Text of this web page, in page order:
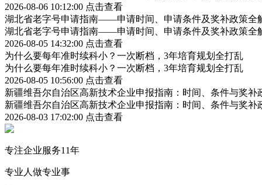
2026-08-06 10:12:00 点击查看
湖北省老字号申请指南——申请时间、申请条件及奖补政策全
湖北省老字号申请指南——申请时间、申请条件及奖补政策全
2026-08-05 14:32:00 点击查看
为什么要每年准时续科小？一次断档，3年培育规划全打乱
为什么要每年准时续科小？一次断档，3年培育规划全打乱
2026-08-05 10:56:00 点击查看
新疆维吾尔自治区高新技术企业申报指南：时间、条件与奖补
新疆维吾尔自治区高新技术企业申报指南：时间、条件与奖补
2026-08-03 17:02:00 点击查看
专注企业服务11年
专业人做专业事